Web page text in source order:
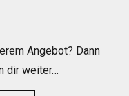
Ange­bot? Dann
dir weiter…